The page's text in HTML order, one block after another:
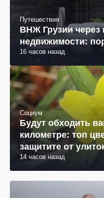
Путешествия
ВНЖ Грузии через
недвижимости:
16 часов назад
Социум
Будут обходить
километре: топ
защитите от
14 часов назад